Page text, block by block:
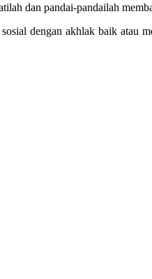
dan pandai-pandailah
dengan akhlak baik atau